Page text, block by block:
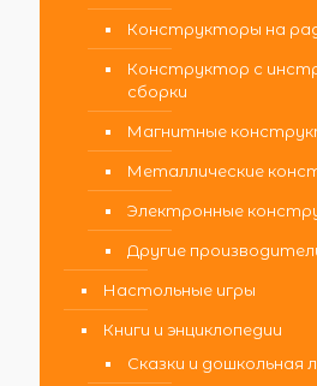
Конструкторы на
Конструктор с
сборки
Магнитные
Металлические
Электронные
Другие
Настольные игры
Книги и энциклопедии
Сказки и